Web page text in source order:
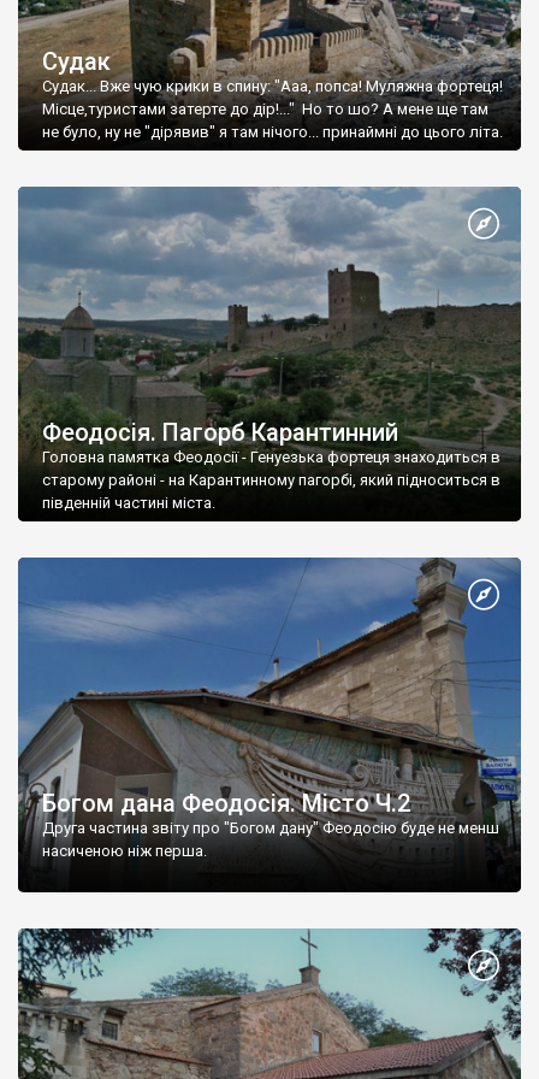
Судак
Судак... Вже чую крики в спину: "Ааа, попса! Муляжна фортеця!
Місце,туристами затерте до дір!..." Но то шо? А мене ще там
не було, ну не "дірявив" я там нічого... принаймні до цього літа.
Феодосія. Пагорб Карантинний
Головна памятка Феодосії - Генуезька фортеця знаходиться в
старому районі - на Карантинному пагорбі, який підноситься в
південній частині міста.
Богом дана Феодосія. Місто Ч.2
Друга частина звіту про "Богом дану" Феодосію буде не менш
насиченою ніж перша.